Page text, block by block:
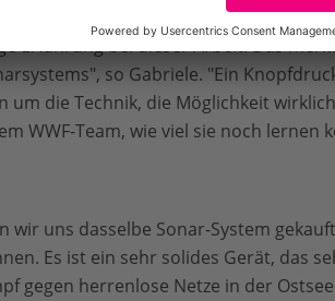
von speziellen Geräten, um Netze
Erfahrung bei dieser Arbeit. Das
so Gabriele. "Ein
um die Technik, die Möglichkeit
WWF-Team, wie viel sie noch lernen
wir uns dasselbe Sonar-System
Es ist ein sehr solides Gerät, das
gegen herrenlose Netze in der